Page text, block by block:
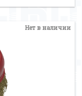
Нет в наличии